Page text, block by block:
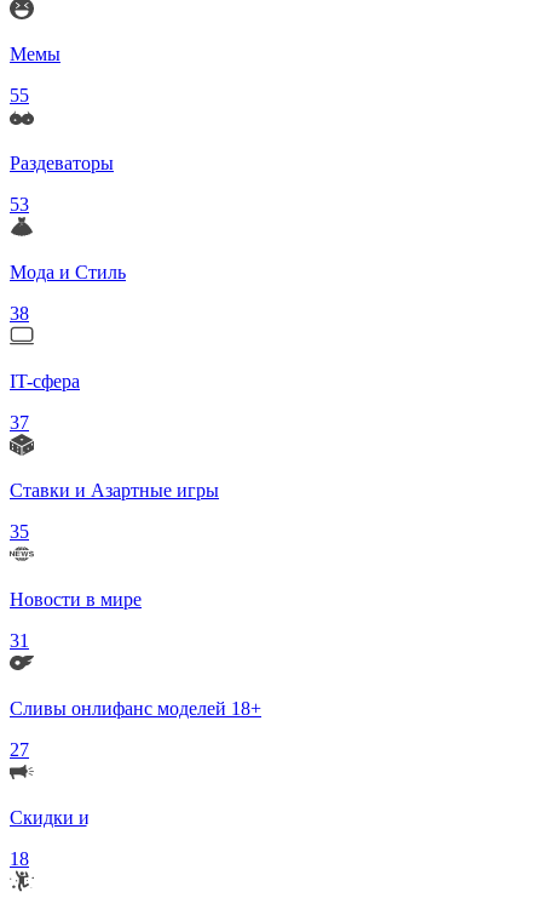
Мемы
55
Раздеваторы
53
Мода и Стиль
38
IT-сфера
37
Ставки и Азартные игры
35
Новости в мире
31
Сливы онлифанс моделей 18+
27
Скидки и Акции
18